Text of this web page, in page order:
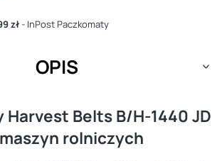
zł- InPost Paczkomaty
OPIS
Harvest Belts B/H-1440 JD
rolniczych